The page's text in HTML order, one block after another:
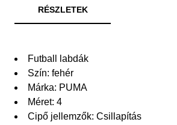
RÉSZLETEK
Futball labdák
Szín: fehér
Márka: PUMA
Méret: 4
Cipő jellemzők: Csillapítás